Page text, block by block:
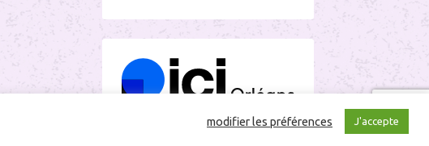
modifier les préférences J'accepte